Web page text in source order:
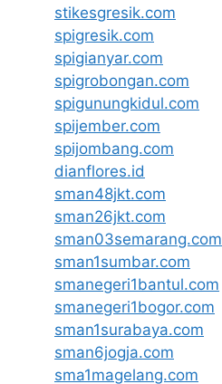
stikesgresik.com
spigresik.com
spigianyar.com
spigrobongan.com
spigunungkidul.com
spijember.com
spijombang.com
dianflores.id
sman48jkt.com
sman26jkt.com
sman03semarang.com
sman1sumbar.com
smanegeri1bantul.com
smanegeri1bogor.com
sman1surabaya.com
sman6jogja.com
sma1magelang.com